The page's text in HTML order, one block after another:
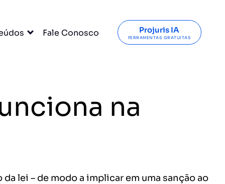
Fale Conosco Projuris IA
FERRAMENTAS GRATUITAS
na
lei – de modo a implicar em uma sanção ao